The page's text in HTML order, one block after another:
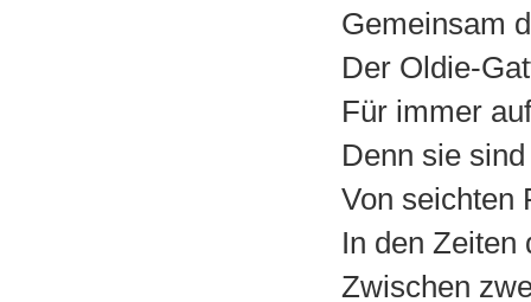
Gemeinsam
Der Oldie-
Für immer
Denn sie
Von seichten
In den Zeiten
Zwischen